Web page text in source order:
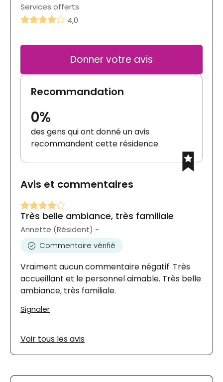
Services offerts
4,0
Donner votre avis
Recommandation
0%
des gens qui ont donné un avis
recommandent cette résidence
Avis et commentaires
Très belle ambiance, très familiale
Annette (Résident) -
Commentaire vérifié
Vraiment aucun commentaire négatif. Très
accueillant et le personnel aimable. Très belle
ambiance, très familiale.
Signaler
Voir tous les avis